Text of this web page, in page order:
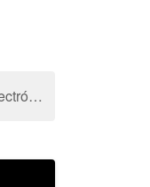
Dirección de correo electrónico